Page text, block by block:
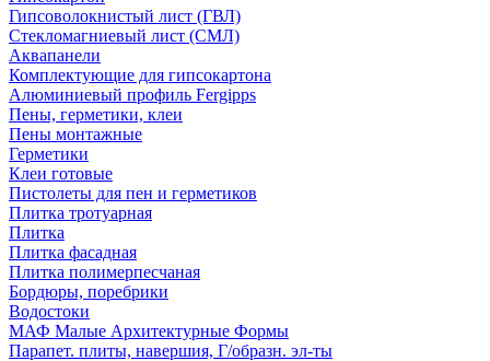
Гипсоволокнистый лист (ГВЛ)
Стекломагниевый лист (СМЛ)
Аквапанели
Комплектующие для гипсокартона
Алюминиевый профиль Fergipps
Пены, герметики, клеи
Пены монтажные
Герметики
Клеи готовые
Пистолеты для пен и герметиков
Плитка тротуарная
Плитка
Плитка фасадная
Плитка полимерпесчаная
Бордюры, поребрики
Водостоки
МАФ Малые Архитектурные Формы
Парапет. плиты, навершия, Г/образн. эл-ты